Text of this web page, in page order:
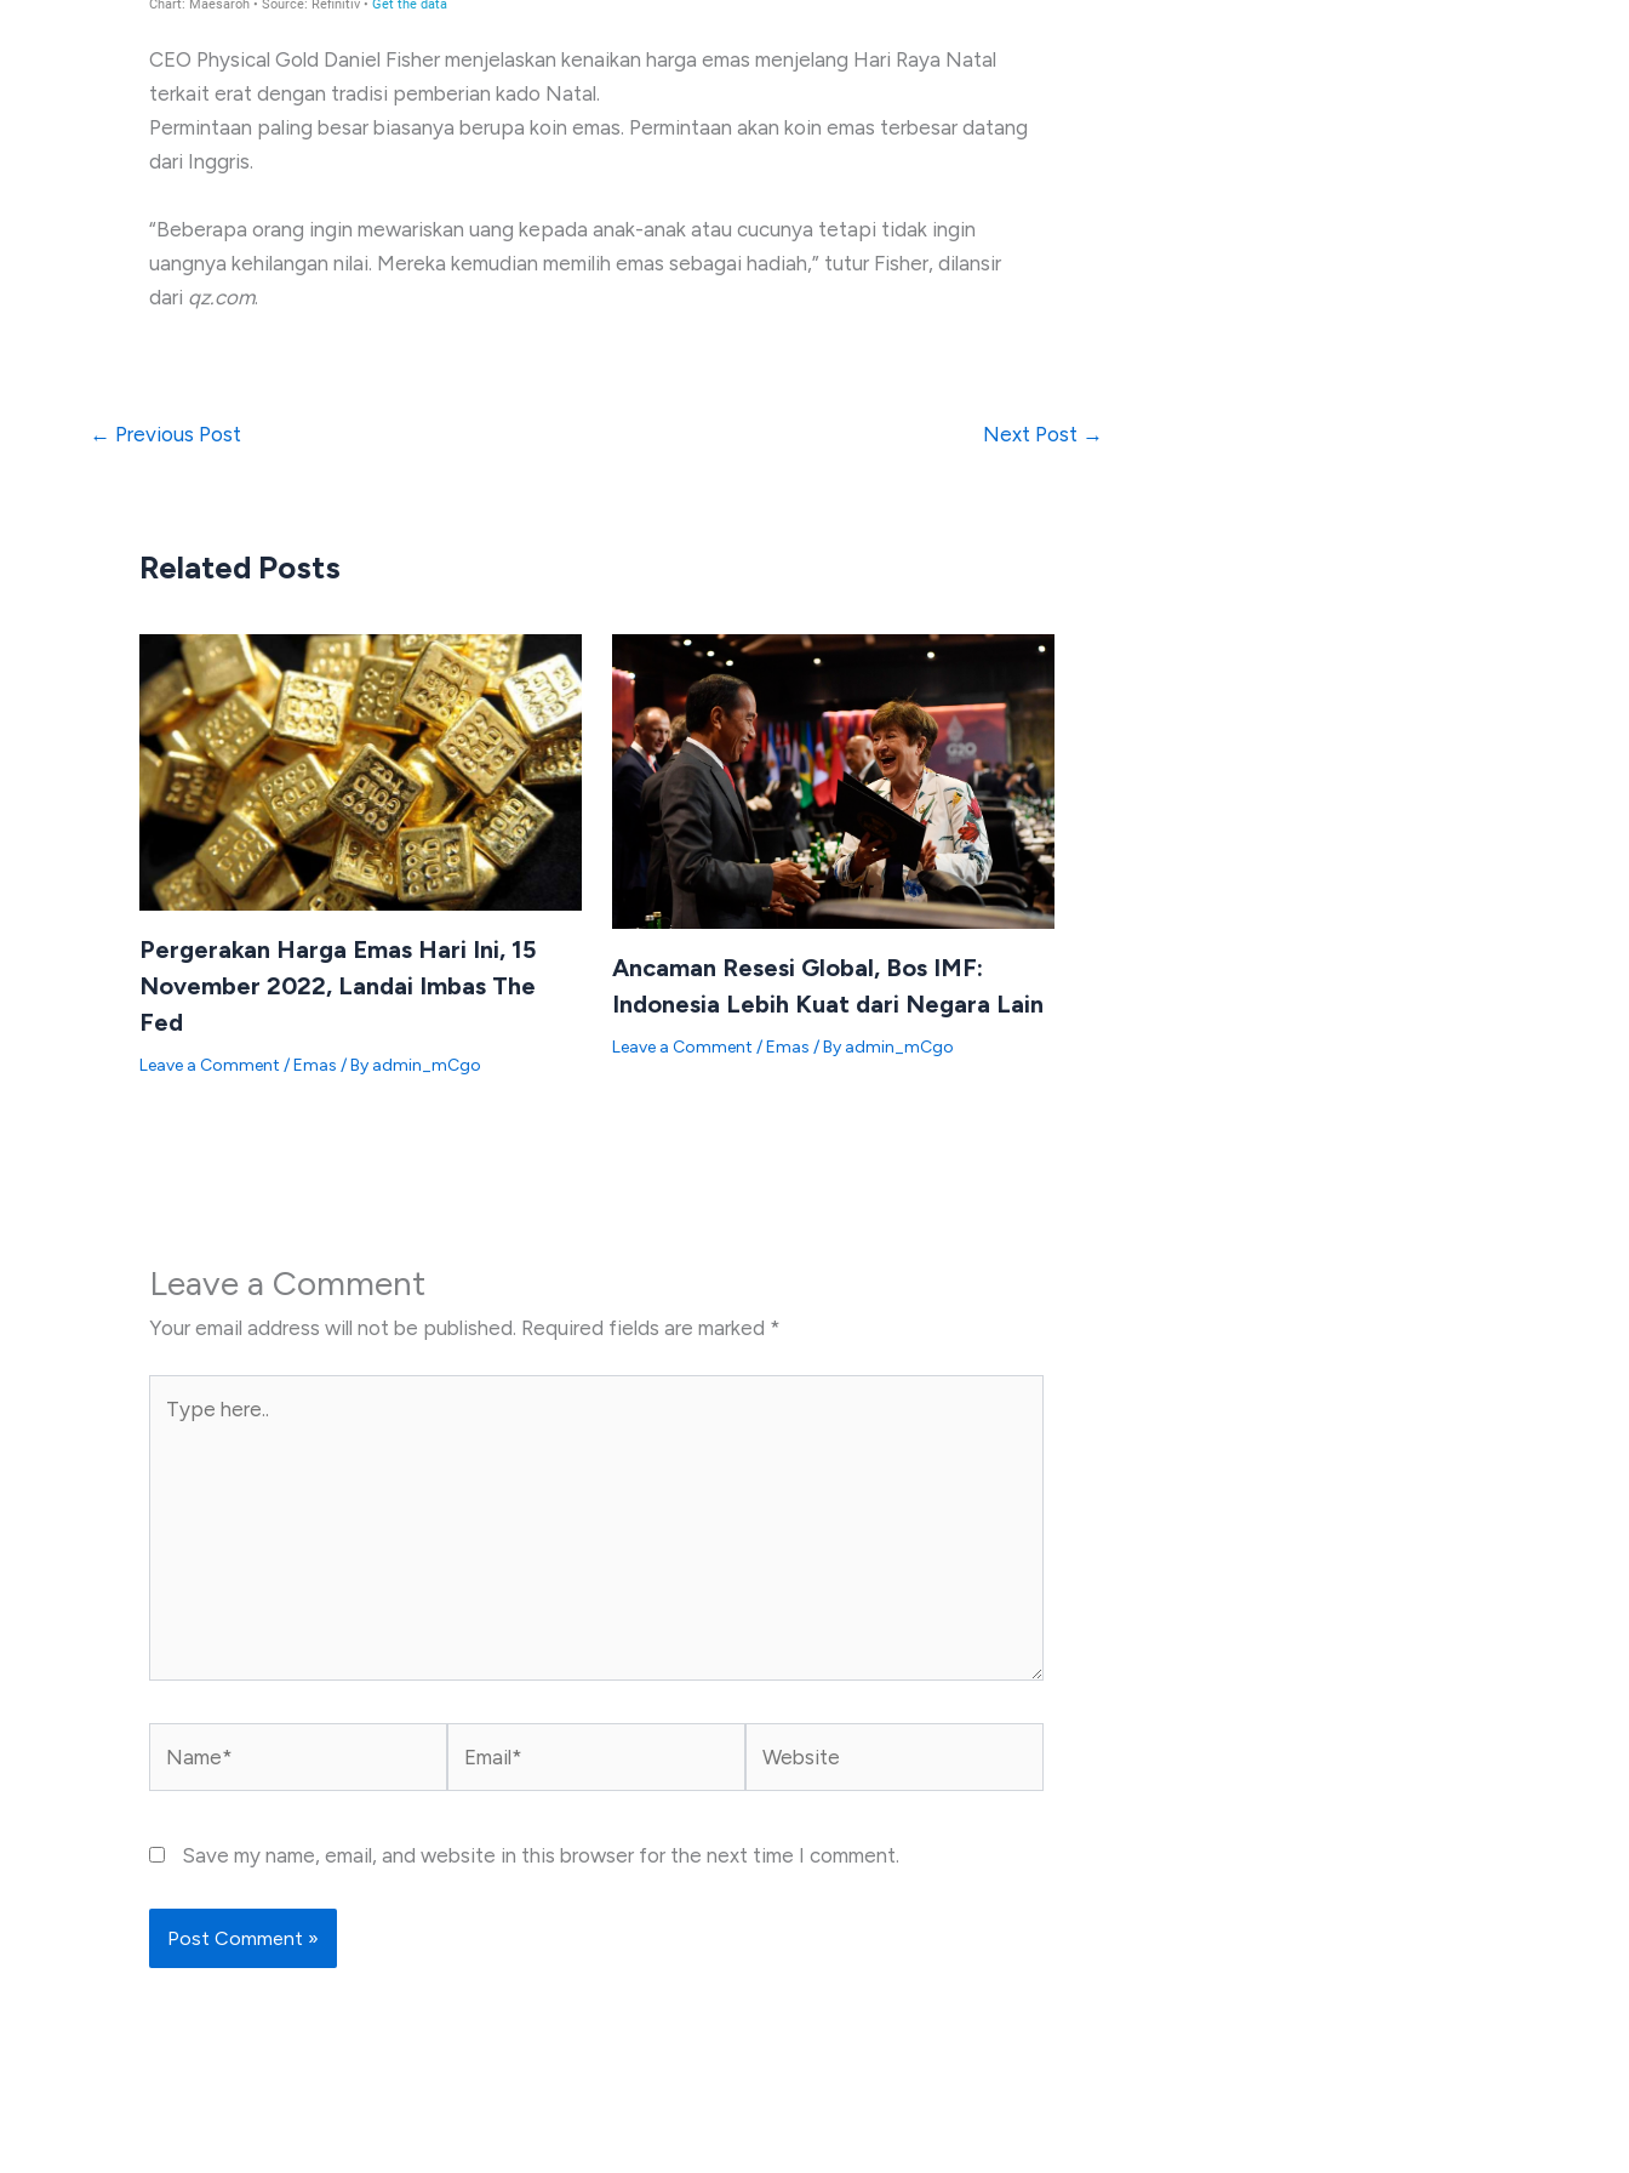
CEO Physical Gold Daniel Fisher menjelaskan kenaikan harga emas menjelang Hari Raya Natal
terkait erat dengan tradisi pemberian kado Natal.
Permintaan paling besar biasanya berupa koin emas. Permintaan akan koin emas terbesar datang
dari Inggris.
“Beberapa orang ingin mewariskan uang kepada anak-anak atau cucunya tetapi tidak ingin
uangnya kehilangan nilai. Mereka kemudian memilih emas sebagai hadiah,” tutur Fisher, dilansir
dari qz.com.
← Previous Post Next Post →
Related Posts
Pergerakan Harga Emas Hari Ini, 15
November 2022, Landai Imbas The
Fed
Leave a Comment /Emas / By admin_mCgo
Ancaman Resesi Global, Bos IMF:
Indonesia Lebih Kuat dari Negara Lain
Leave a Comment /Emas / By admin_mCgo
Leave a Comment
Your email address will not be published. Required fields are marked *
here..
Save my name, email, and website in this browser for the next time I comment.